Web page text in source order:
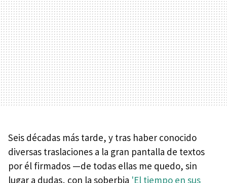
Seis décadas más tarde, y tras haber conocido
diversas traslaciones a la gran pantalla de textos
por él firmados —de todas ellas me quedo, sin
lugar a dudas, con la soberbia 'El tiempo en sus